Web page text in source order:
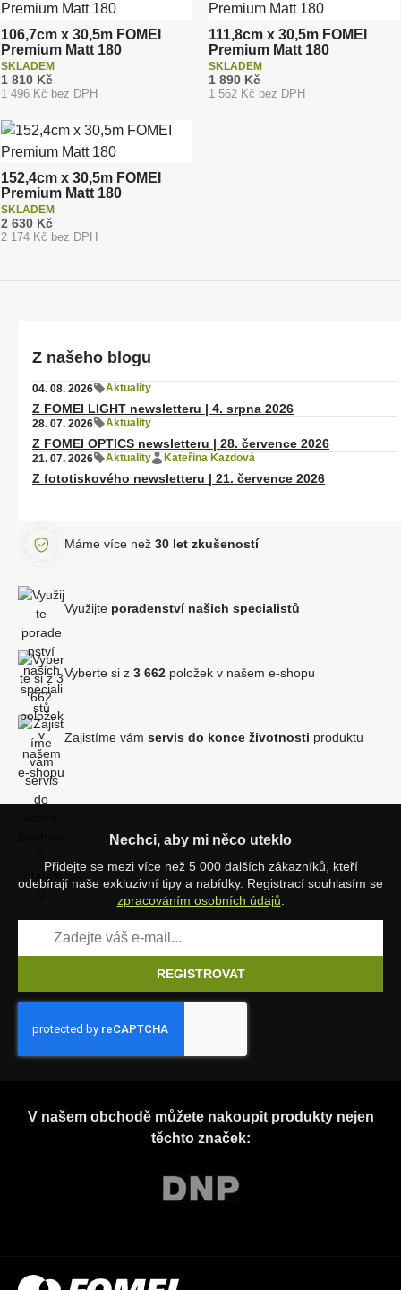
Máme více než 30 let zkušeností
Využijte poradenství našich specialistů
Vyberte si z 3 662 položek v našem e-shopu
Zajistíme vám servis do konce životnosti produktu
106,7cm x 30,5m FOMEI
Premium Matt 180
1 810 Kč
1 496 Kč bez DPH
SKLADEM
111,8cm x 30,5m FOMEI
Premium Matt 180
1 890 Kč
1 562 Kč bez DPH
SKLADEM
152,4cm x 30,5m FOMEI
Premium Matt 180
2 630 Kč
2 174 Kč bez DPH
SKLADEM
Z našeho blogu
04. 08. 2026 Aktuality
Z FOMEI LIGHT newsletteru | 4. srpna 2026
28. 07. 2026 Aktuality
Z FOMEI OPTICS newsletteru | 28. července 2026
21. 07. 2026 Aktuality Kateřina Kazdová
Z fototiskového newsletteru | 21. července 2026
Nechci, aby mi něco uteklo
Přidejte se mezi více než 5 000 dalších zákazníků, kteří
odebírají naše exkluzivní tipy a nabídky. Registrací souhlasím se
zpracováním osobních údajů
REGISTROVAT
V našem obchodě můžete nakoupit produkty nejen
těchto značek: